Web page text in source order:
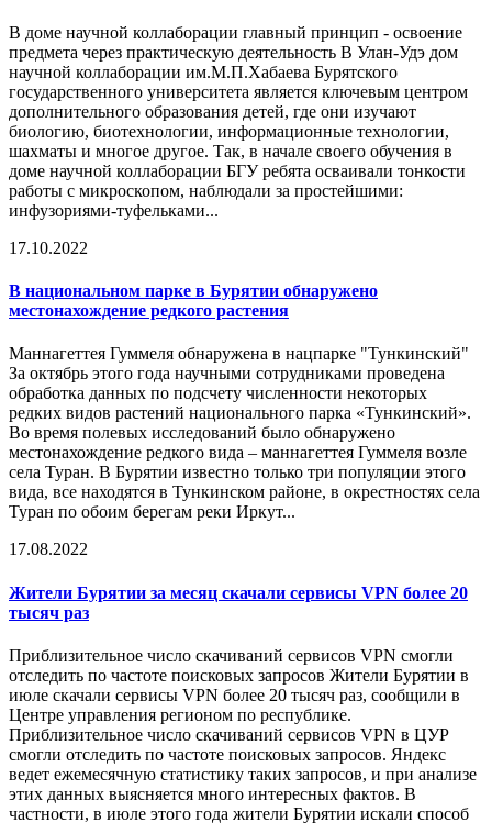
В доме научной коллаборации главный принцип - освоение
предмета через практическую деятельность В Улан-Удэ дом
научной коллаборации им.М.П.Хабаева Бурятского
государственного университета является ключевым центром
дополнительного образования детей, где они изучают
биологию, биотехнологии, информационные технологии,
шахматы и многое другое. Так, в начале своего обучения в
доме научной коллаборации БГУ ребята осваивали тонкости
работы с микроскопом, наблюдали за простейшими:
инфузориями-туфельками...
17.10.2022
В национальном парке в Бурятии обнаружено
местонахождение редкого растения
Маннагеттея Гуммеля обнаружена в нацпарке "Тункинский"
За октябрь этого года научными сотрудниками проведена
обработка данных по подсчету численности некоторых
редких видов растений национального парка «Тункинский».
Во время полевых исследований было обнаружено
местонахождение редкого вида – маннагеттея Гуммеля возле
села Туран. В Бурятии известно только три популяции этого
вида, все находятся в Тункинском районе, в окрестностях села
Туран по обоим берегам реки Иркут...
17.08.2022
Жители Бурятии за месяц скачали сервисы VPN более 20
тысяч раз
Приблизительное число скачиваний сервисов VPN смогли
отследить по частоте поисковых запросов Жители Бурятии в
июле скачали сервисы VPN более 20 тысяч раз, сообщили в
Центре управления регионом по республике.
Приблизительное число скачиваний сервисов VPN в ЦУР
смогли отследить по частоте поисковых запросов. Яндекс
ведет ежемесячную статистику таких запросов, и при анализе
этих данных выясняется много интересных фактов. В
частности, в июле этого года жители Бурятии искали способ